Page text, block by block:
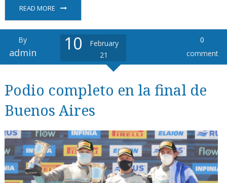
READ MORE
By
admin 10
February
21
0
comment
Podio completo en la final de
Buenos Aires